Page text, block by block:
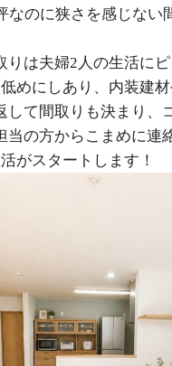
なのに狭さを感じない
は夫婦2人の生活にピ
めにしあり、内装建
て間取りも決まり、
当の方からこまめに
がスタートします！